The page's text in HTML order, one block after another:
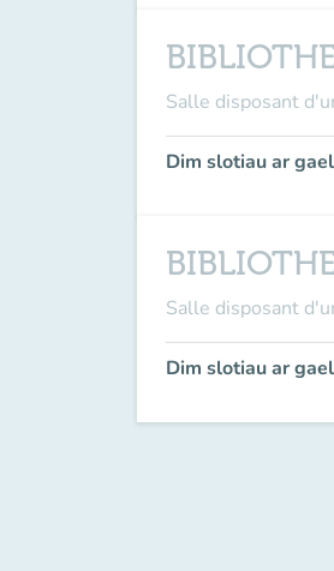
Salle disposant
Dim slotiau ar
Salle disposant
Dim slotiau ar